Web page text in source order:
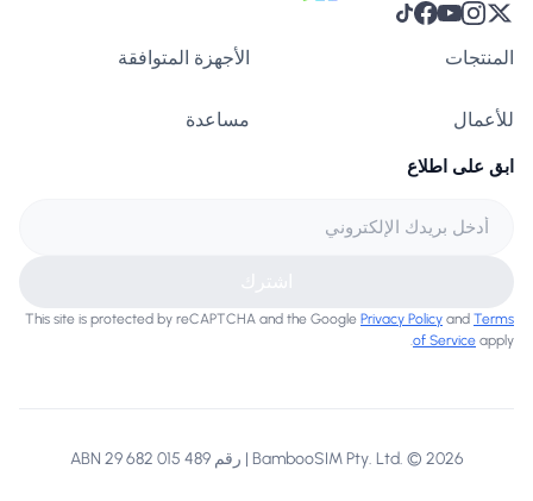
المنتجات الأجهزة المتوافقة
للأعمال مساعدة
ابق على اطلاع
This site is protected by reCAPTCHA and the Google Privacy Policy and Terms
of Service apply.
BambooSIM Pty. Ltd. © 2026 | رقم ABN 29 682 015 489